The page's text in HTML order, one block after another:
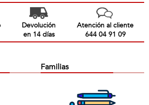
Devolución
en 14 días
Atención al cliente
644 04 91 09
Familias